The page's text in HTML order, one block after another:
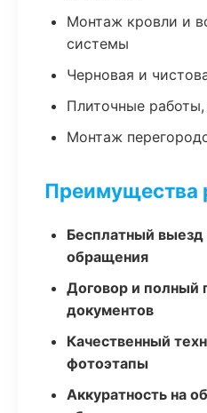
Монтаж кровли и
системы
Черновая и
Плиточные
Монтаж
Преимущества
Бесплатный выезд
обращения
Договор и полный
документов
Качественный
фотоэтапы
Аккуратность на